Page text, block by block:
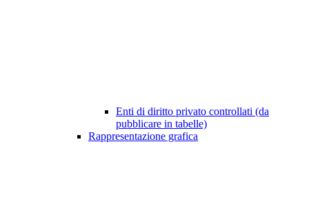
Enti di diritto privato controllati (da
pubblicare in tabelle)
Rappresentazione grafica